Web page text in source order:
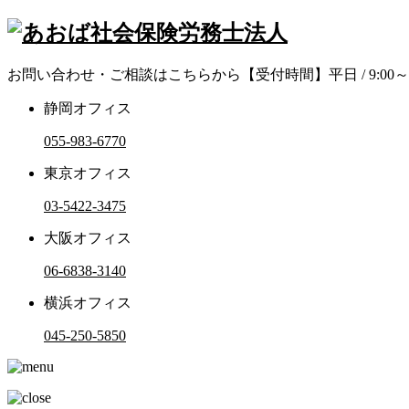
お問い合わせ・ご相談はこちらから 【受付時間】平日 / 9:00
静岡オフィス
055-983-6770
東京オフィス
03-5422-3475
大阪オフィス
06-6838-3140
横浜オフィス
045-250-5850